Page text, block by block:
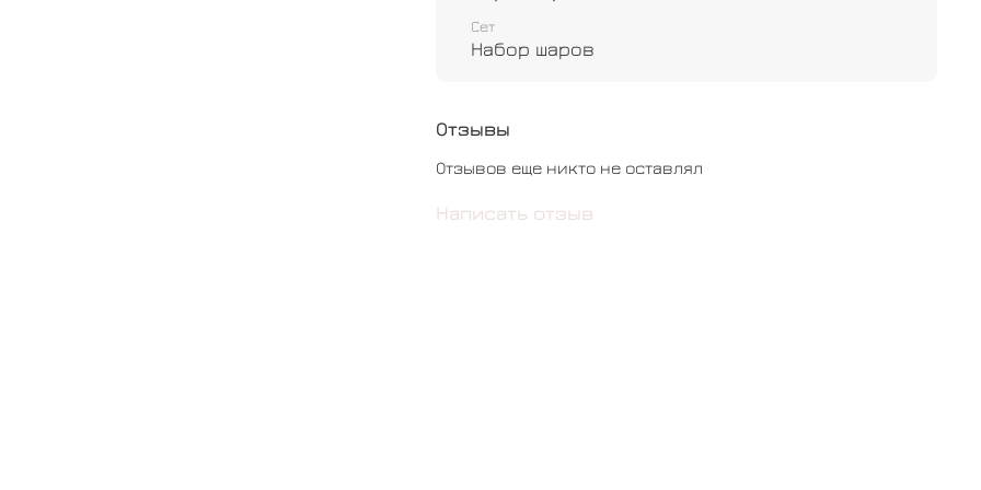
Шар зайчик - 1 шт
Шар с конфетти - 3 шт
Сет
Набор шаров
Отзывы
Отзывов еще никто не оставлял
Написать отзыв